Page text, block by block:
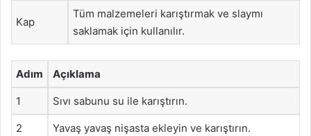
Kap
Tüm malzemeleri karıştırmak ve slaymı
saklamak için kullanılır.
Adım Açıklama
1 Sıvı sabunu su ile karıştırın.
2 Yavaş yavaş nişasta ekleyin ve karıştırın.